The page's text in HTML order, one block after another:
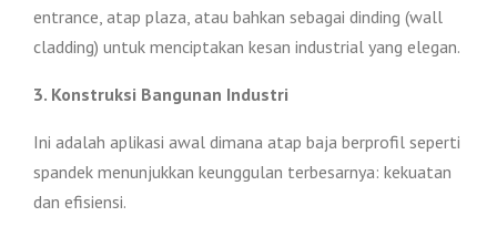
entrance, atap plaza, atau bahkan sebagai dinding (wall
cladding) untuk menciptakan kesan industrial yang elegan.
3. Konstruksi Bangunan Industri
Ini adalah aplikasi awal dimana atap baja berprofil seperti
spandek menunjukkan keunggulan terbesarnya: kekuatan
dan efisiensi.